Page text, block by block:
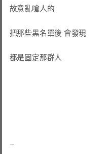
故意亂嗆人的
把那些黑名單後 會發現
都是固定那群人